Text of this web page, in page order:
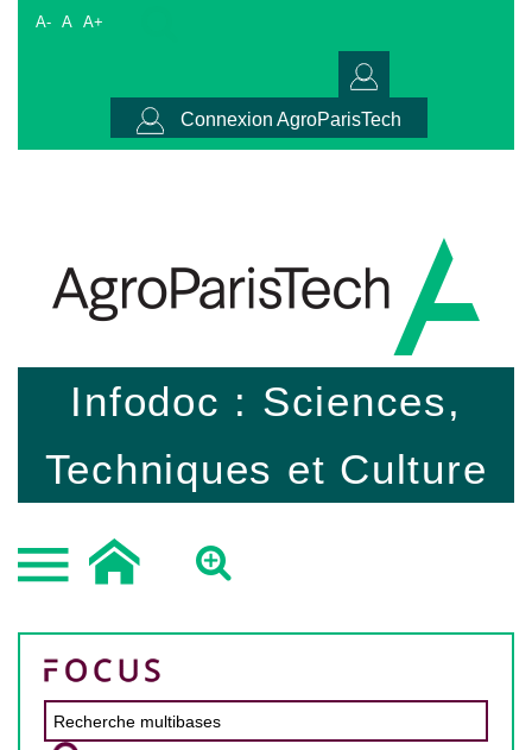
A- A A+
Connexion AgroParisTech
Infodoc : Sciences,
Techniques et Culture